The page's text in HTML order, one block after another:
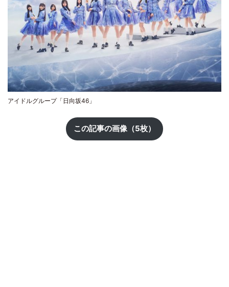
アイドルグループ「日向坂46」
この記事の画像（5枚）